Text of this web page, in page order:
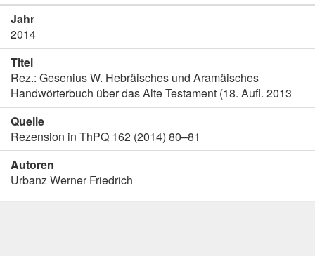
Jahr
2014
Titel
Rez.: Gesenius W. Hebräisches und Aramäisches
Handwörterbuch über das Alte Testament (18. Aufl. 2013
Quelle
Rezension in ThPQ 162 (2014) 80–81
Autoren
Urbanz Werner Friedrich